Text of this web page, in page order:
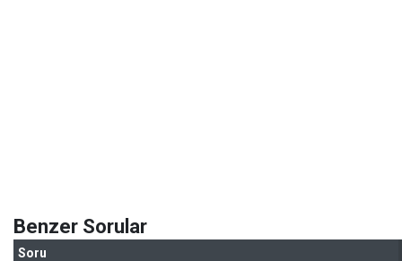
Benzer Sorular
Soru